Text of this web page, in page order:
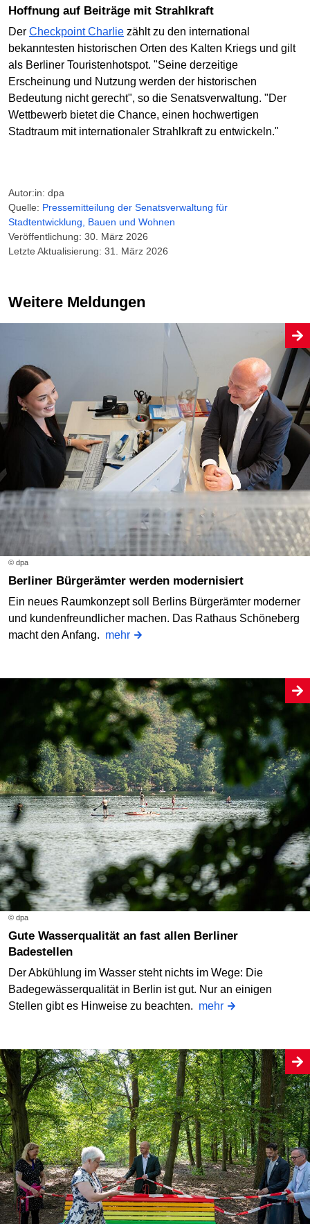
Hoffnung auf Beiträge mit Strahlkraft
Der Checkpoint Charlie zählt zu den international
bekanntesten historischen Orten des Kalten Kriegs und gilt
als Berliner Touristenhotspot. "Seine derzeitige
Erscheinung und Nutzung werden der historischen
Bedeutung nicht gerecht", so die Senatsverwaltung. "Der
Wettbewerb bietet die Chance, einen hochwertigen
Stadtraum mit internationaler Strahlkraft zu entwickeln."
Autor:in: dpa
Quelle: Pressemitteilung der Senats­verwaltung für
Stadtentwicklung, Bauen und Wohnen
Veröffentlichung: 30. März 2026
Letzte Aktualisierung: 31. März 2026
Weitere Meldungen
© dpa
Berliner Bürgerämter werden modernisiert
Ein neues Raumkonzept soll Berlins Bürgerämter moderner
und kundenfreundlicher machen. Das Rathaus Schöneberg
macht den Anfang. mehr
© dpa
Gute Wasserqualität an fast allen Berliner
Badestellen
Der Abkühlung im Wasser steht nichts im Wege: Die
Badegewässerqualität in Berlin ist gut. Nur an einigen
Stellen gibt es Hinweise zu beachten. mehr